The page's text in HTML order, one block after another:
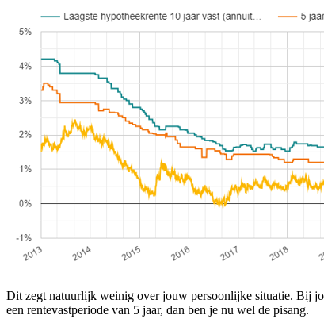
Dit zegt natuurlijk weinig over jouw persoonlijke situatie. Bij
een rentevastperiode van 5 jaar, dan ben je nu wel de pisang.